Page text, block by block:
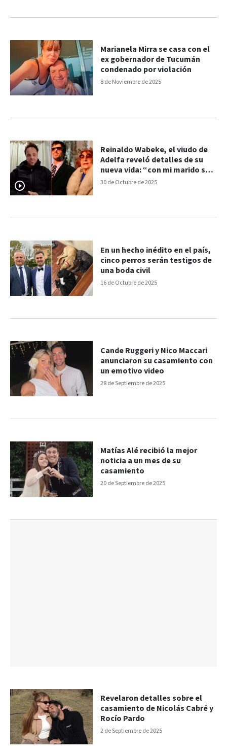
8 de Noviembre de 2025
Marianela Mirra se casa con el
ex gobernador de Tucumán
condenado por violación
30 de Octubre de 2025
Reinaldo Wabeke, el viudo de
Adelfa reveló detalles de su
nueva vida: “con mi marido soy
feliz”
16 de Octubre de 2025
En un hecho inédito en el país,
cinco perros serán testigos de
una boda civil
28 de Septiembre de 2025
Cande Ruggeri y Nico Maccari
anunciaron su casamiento con
un emotivo video
20 de Septiembre de 2025
Matías Alé recibió la mejor
noticia a un mes de su
casamiento
2 de Septiembre de 2025
Revelaron detalles sobre el
casamiento de Nicolás Cabré y
Rocío Pardo